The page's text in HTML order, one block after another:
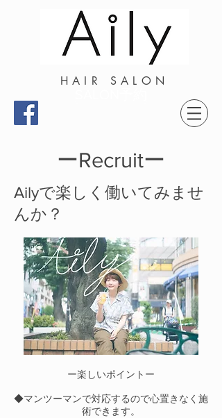
HAIR SALON
ーRecruitー
Ailyで楽しく働いてみませ
んか？
ー楽しいポイントー
◆マンツーマンで対応するので心置きなく施
術できます。